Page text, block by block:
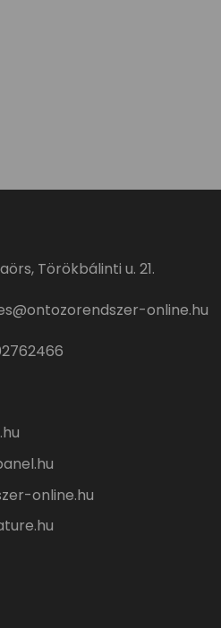
Törökbálinti u. 21.
online.hu
online.hu